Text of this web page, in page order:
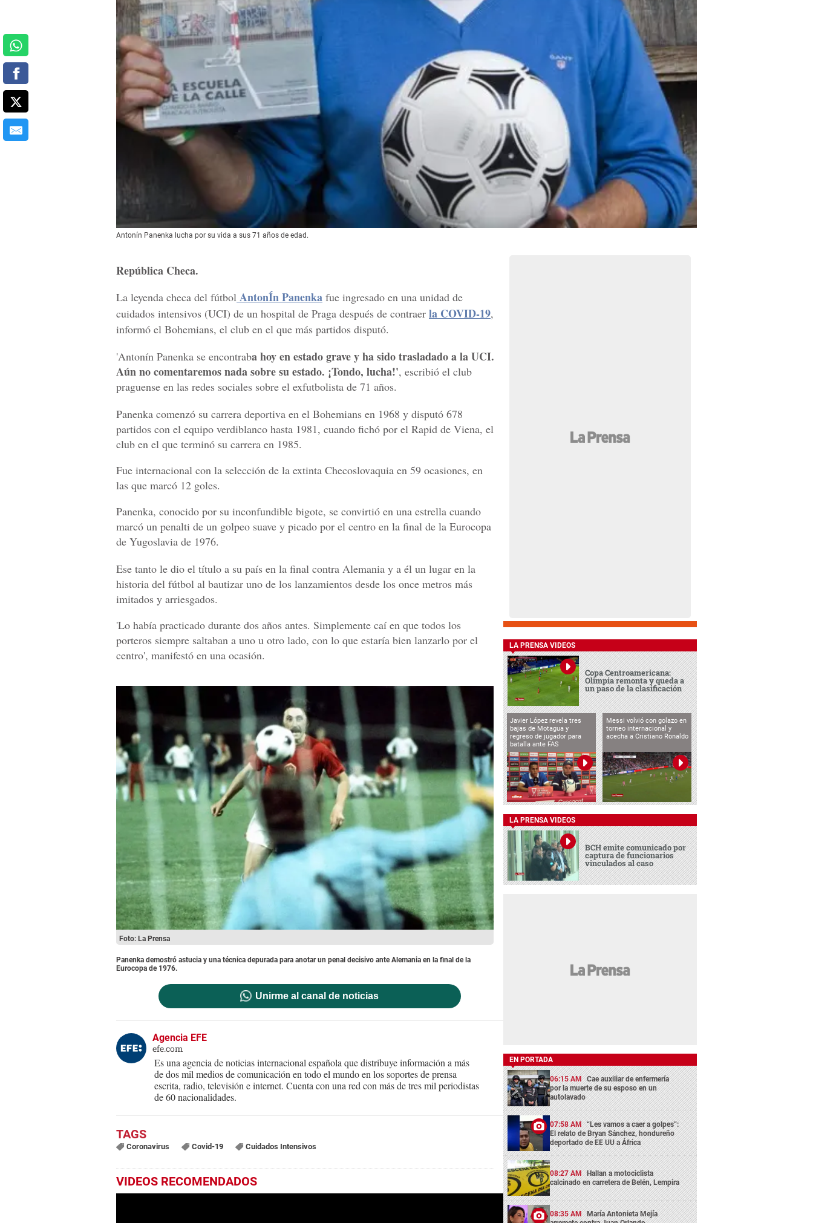
Antonín Panenka lucha por su vida a sus 71 años de edad.
República Checa.
La leyenda checa del fútbol AntonÍn Panenka fue ingresado en una unidad de
cuidados intensivos (UCI) de un hospital de Praga después de contraer la COVID-19,
informó el Bohemians, el club en el que más partidos disputó.
'Antonín Panenka se encontraba hoy en estado grave y ha sido trasladado a la UCI.
Aún no comentaremos nada sobre su estado. ¡Tondo, lucha!', escribió el club
praguense en las redes sociales sobre el exfutbolista de 71 años.
Panenka comenzó su carrera deportiva en el Bohemians en 1968 y disputó 678
partidos con el equipo verdiblanco hasta 1981, cuando fichó por el Rapid de Viena, el
club en el que terminó su carrera en 1985.
Fue internacional con la selección de la extinta Checoslovaquia en 59 ocasiones, en
las que marcó 12 goles.
Panenka, conocido por su inconfundible bigote, se convirtió en una estrella cuando
marcó un penalti de un golpeo suave y picado por el centro en la final de la Eurocopa
de Yugoslavia de 1976.
Ese tanto le dio el título a su país en la final contra Alemania y a él un lugar en la
historia del fútbol al bautizar uno de los lanzamientos desde los once metros más
imitados y arriesgados.
'Lo había practicado durante dos años antes. Simplemente caí en que todos los
porteros siempre saltaban a uno u otro lado, con lo que estaría bien lanzarlo por el
centro', manifestó en una ocasión.
Foto: La Prensa
Panenka demostró astucia y una técnica depurada para anotar un penal decisivo ante Alemania en la final de la
Eurocopa de 1976.
Unirme al canal de noticias
Agencia EFE
efe.com
Es una agencia de noticias internacional española que distribuye información a más
de dos mil medios de comunicación en todo el mundo en los soportes de prensa
escrita, radio, televisión e internet. Cuenta con una red con más de tres mil periodistas
de 60 nacionalidades.
Coronavirus Covid-19 Cuidados Intensivos
VIDEOS RECOMENDADOS
LA PRENSA VIDEOS
Copa Centroamericana:
Olimpia remonta y queda a
un paso de la clasificación
Javier López revela tres
bajas de Motagua y
regreso de jugador para
batalla ante FAS
Messi volvió con golazo en
torneo internacional y
acecha a Cristiano Ronaldo
LA PRENSA VIDEOS
BCH emite comunicado por
captura de funcionarios
vinculados al caso
EN PORTADA
06:15 AM Cae auxiliar de enfermería
por la muerte de su esposo en un
autolavado
07:58 AM “Les vamos a caer a golpes”:
El relato de Bryan Sánchez, hondureño
deportado de EE UU a África
08:27 AM Hallan a motociclista
calcinado en carretera de Belén, Lempira
08:35 AM María Antonieta Mejía